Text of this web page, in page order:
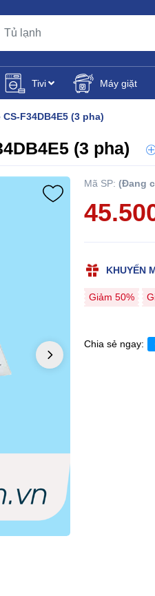
Tivi Máy giặt
F34DB4E5 (3 pha)
(3 pha)
Mã SP: (Đang
KHUYẾN
Giảm 50%
Chia sẻ ngay: